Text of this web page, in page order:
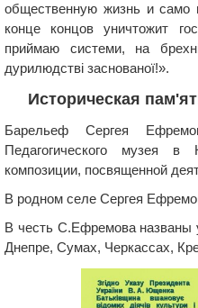
общественную жизнь и само
конце концов уничтожит
приймаю системи, на
дурилюдстві заснованої!».
Историческая
Барельеф Сергея
Педагогического музея
композиции, посвященной
В родном селе Сергея
В честь С.Ефремова названы
Днепре, Сумах, Черкассах,